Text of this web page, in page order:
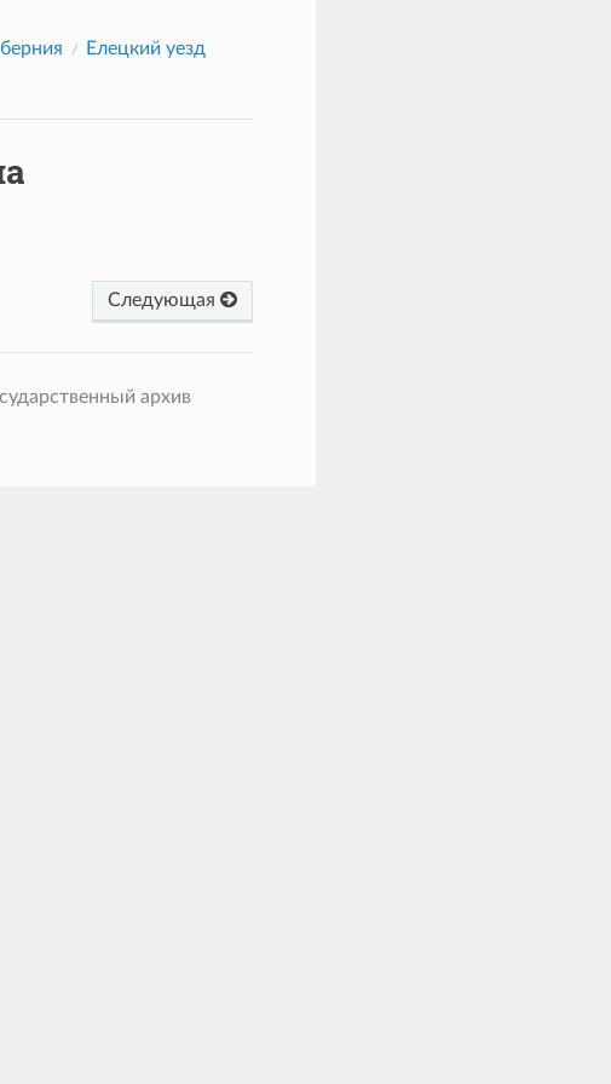
Елецкий уезд
Следующая
архив